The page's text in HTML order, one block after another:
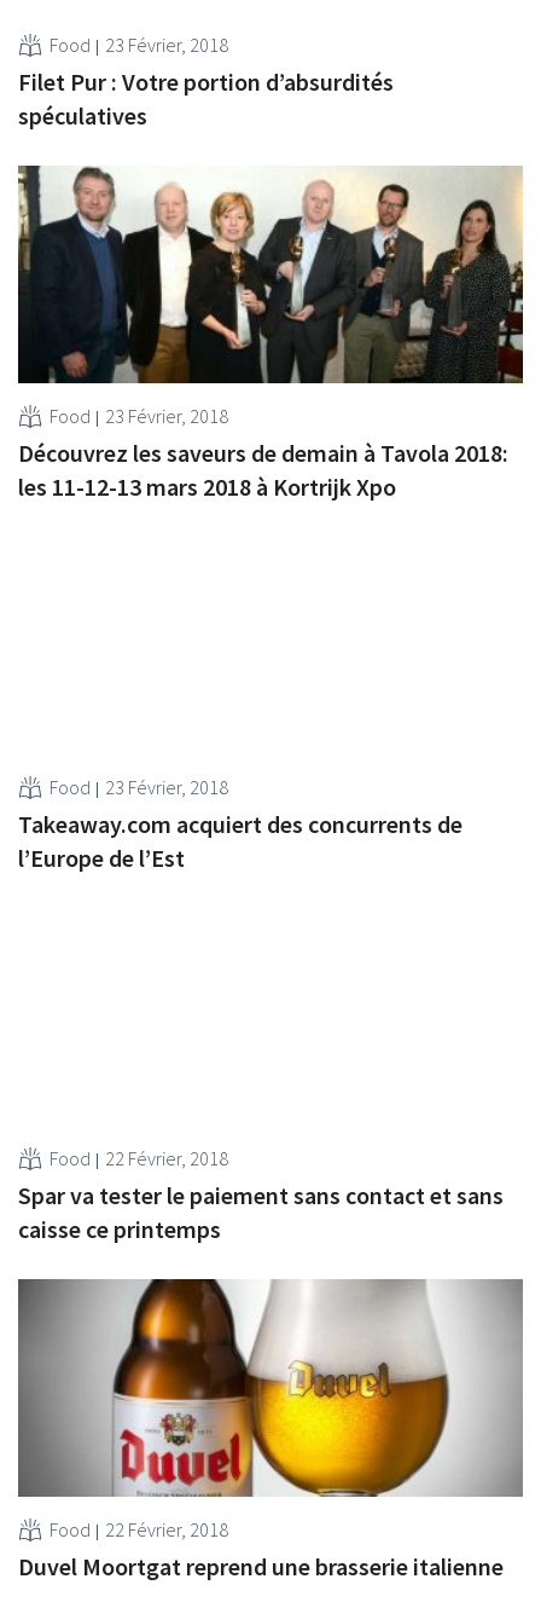
Food 23 Février, 2018
Filet Pur : Votre portion d’absurdités
spéculatives
Food 23 Février, 2018
Découvrez les saveurs de demain à Tavola 2018:
les 11-12-13 mars 2018 à Kortrijk Xpo
Food 23 Février, 2018
Takeaway.com acquiert des concurrents de
l’Europe de l’Est
Food 22 Février, 2018
Spar va tester le paiement sans contact et sans
caisse ce printemps
Food 22 Février, 2018
Duvel Moortgat reprend une brasserie italienne